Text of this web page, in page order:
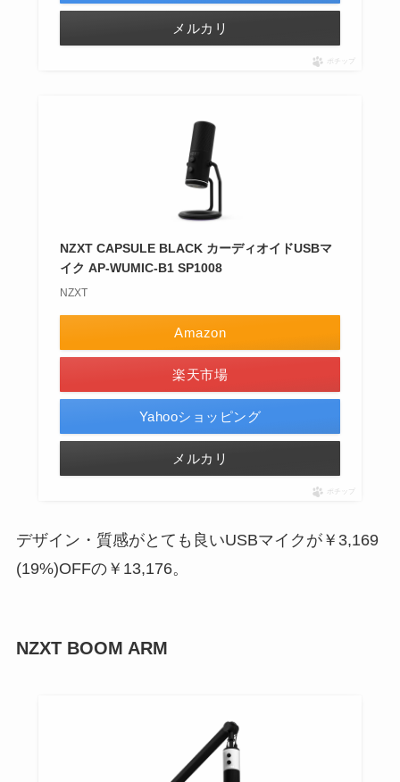
メルカリ
ポチップ
NZXT CAPSULE BLACK カーディオイドUSBマ
イク AP-WUMIC-B1 SP1008
NZXT
Amazon
楽天市場
Yahooショッピング
メルカリ
ポチップ
デザイン・質感がとても良いUSBマイクが￥3,169
(19%)OFFの￥13,176。
NZXT BOOM ARM